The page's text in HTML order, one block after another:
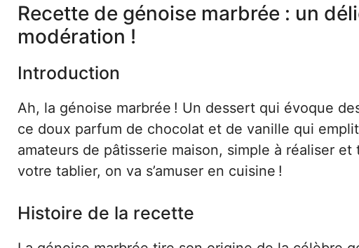
Recette de génoise marbrée : un
modération !
Introduction
Ah, la génoise marbrée ! Un dessert qui évoque
ce doux parfum de chocolat et de vanille qui
amateurs de pâtisserie maison, simple à réaliser
votre tablier, on va s’amuser en cuisine !
Histoire de la recette